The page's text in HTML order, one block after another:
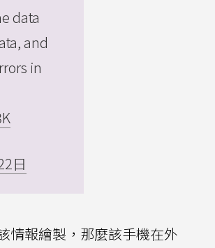
data
and
in
日
情報繪製，那麼該手機在外